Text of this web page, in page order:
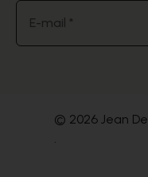
E-mail *
© 2026 Jean
.